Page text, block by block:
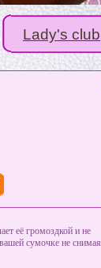
Lady's club
её громоздкой и не
сумочке не снимая